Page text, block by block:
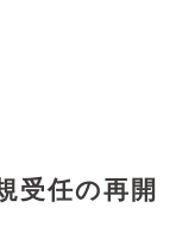
受任の再開